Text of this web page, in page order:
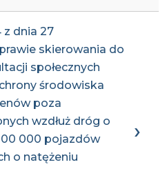
z dnia 27
skierowania do
społecznych
środowiska
poza
wzdłuż dróg o
000 pojazdów
o natężeniu